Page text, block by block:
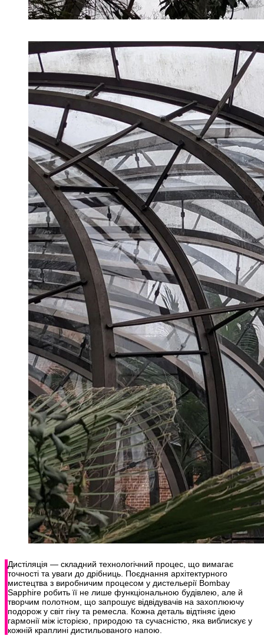
Дистіляція — складний технологічний процес, що вимагає
точності та уваги до дрібниць. Поєднання архітектурного
мистецтва з виробничим процесом у дистельерії Bombay
Sapphire робить її не лише функціональною будівлею, але й
творчим полотном, що запрошує відвідувачів на захоплюючу
подорож у світ гіну та ремесла. Кожна деталь відтіняє ідею
гармонії між історією, природою та сучасністю, яка виблискує у
кожній краплині дистильованого напою.